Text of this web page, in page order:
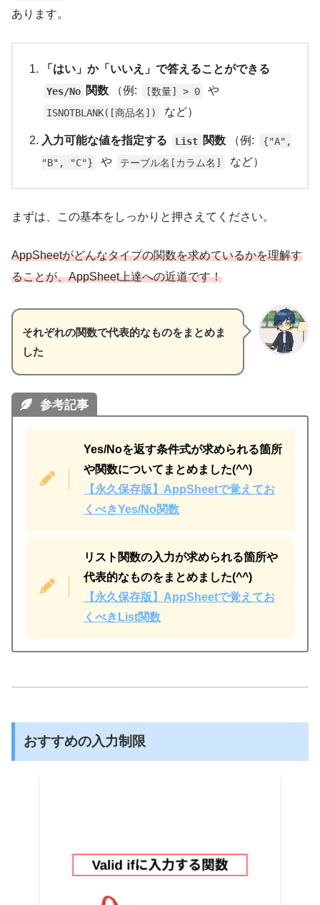
あります。
「はい」か「いいえ」で答えることができる
Yes/No 関数 （例: [数量] > 0 や
ISNOTBLANK([商品名]) など）
入力可能な値を指定する List 関数 （例:
{"A",
"B", "C"}
や テーブル名[カラム名] など）
まずは、この基本をしっかりと押さえてください。
AppSheetがどんなタイプの関数を求めているかを理解す
ることが、AppSheet上達への近道です！
それぞれの関数で代表的なものをまとめま
した
参考記事
Yes/Noを返す条件式が求められる箇所
や関数についてまとめました(^^)
【永久保存版】AppSheetで覚えてお
くべきYes/No関数
リスト関数の入力が求められる箇所や
代表的なものをまとめました(^^)
【永久保存版】AppSheetで覚えてお
くべきList関数
おすすめの入力制限